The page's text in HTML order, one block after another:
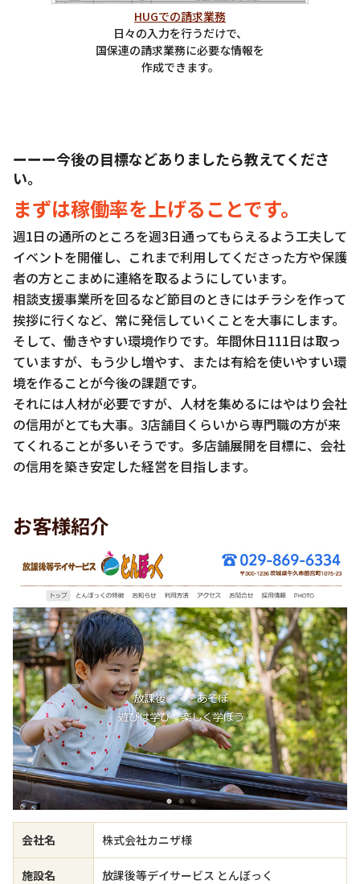
HUGでの請求業務
日々の入力を行うだけで、
国保連の請求業務に必要な情報を
作成できます。
ーーー今後の目標などありましたら教えてくださ
い。
まずは稼働率を上げることです。
週1日の通所のところを週3日通ってもらえるよう工夫して
イベントを開催し、これまで利用してくださった方や保護
者の方とこまめに連絡を取るようにしています。
相談支援事業所を回るなど節目のときにはチラシを作って
挨拶に行くなど、常に発信していくことを大事にします。
そして、働きやすい環境作りです。年間休日111日は取っ
ていますが、もう少し増やす、または有給を使いやすい環
境を作ることが今後の課題です。
それには人材が必要ですが、人材を集めるにはやはり会社
の信用がとても大事。3店舗目くらいから専門職の方が来
てくれることが多いそうです。多店舗展開を目標に、会社
の信用を築き安定した経営を目指します。
お客様紹介
会社名 株式会社カニザ様
施設名 放課後等デイサービス とんぼっく